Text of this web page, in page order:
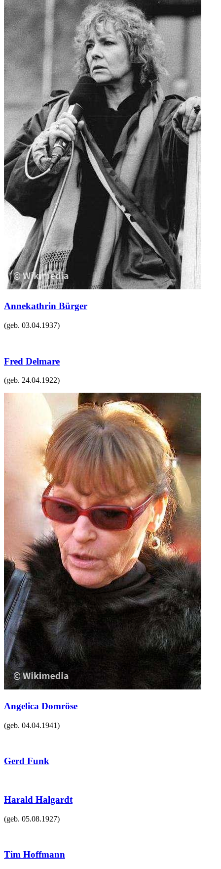
Annekathrin Bürger
(geb. 03.04.1937)
Fred Delmare
(geb. 24.04.1922)
Angelica Domröse
(geb. 04.04.1941)
Gerd Funk
Harald Halgardt
(geb. 05.08.1927)
Tim Hoffmann